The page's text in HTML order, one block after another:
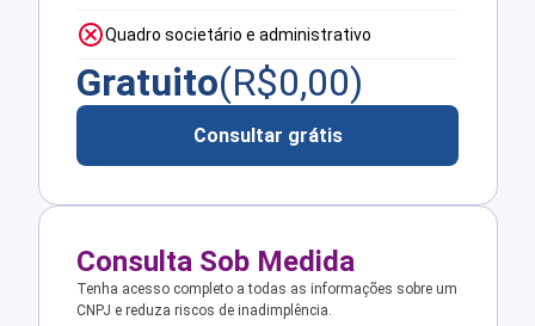
Quadro societário e administrativo
Gratuito(R$0,00)
Consultar grátis
Consulta Sob Medida
Tenha acesso completo a todas as informações sobre um
CNPJ e reduza riscos de inadimplência.